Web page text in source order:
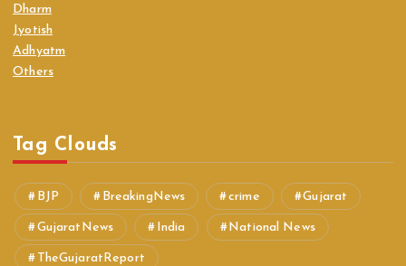
Dharm
Jyotish
Adhyatm
Others
Tag Clouds
BJP BreakingNews crime Gujarat
GujaratNews India National News
TheGujaratReport